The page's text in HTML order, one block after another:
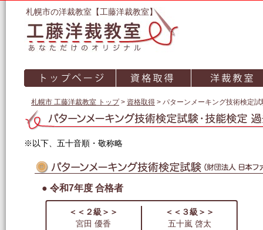
札幌市の洋裁教室【工藤洋裁教室】
札幌市 工藤洋裁教室 トップ > 資格取得 > パターンメーキング技術検定
※以下、五十音順・敬称略
● 令和7年度 合格者
＜＜２級＞＞
＜＜３級＞＞
宮田 優香
五十嵐 啓太